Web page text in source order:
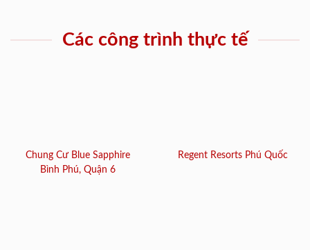
Các công trình thực tế
Chung Cư Blue Sapphire
Bình Phú, Quận 6
Regent Resorts Phú Quốc